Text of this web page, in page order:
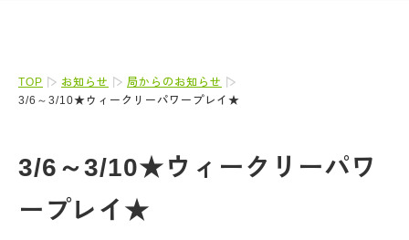
TOP お知らせ
局からのお知らせ
3/6～3/10★ウィークリーパワープレイ★
3/6～3/10★ウィークリーパワ
ープレイ★